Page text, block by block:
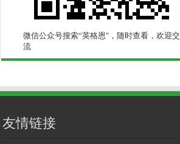
微信公众号搜索“英格恩"，随时查看，欢迎交
流
友情链接